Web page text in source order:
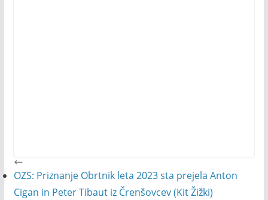
OZS: Priznanje Obrtnik leta 2023 sta prejela Anton
Cigan in Peter Tibaut iz Črenšovcev (Kit Žižki)